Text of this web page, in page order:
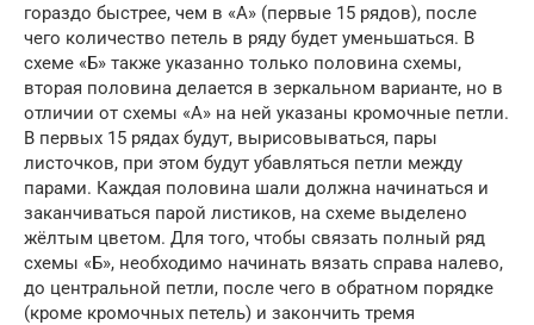
гораздо быстрее, чем в «А» (первые 15 рядов), после
чего количество петель в ряду будет уменьшаться. В
схеме «Б» также указанно только половина схемы,
вторая половина делается в зеркальном варианте, но в
отличии от схемы «А» на ней указаны кромочные петли.
В первых 15 рядах будут, вырисовываться, пары
листочков, при этом будут убавляться петли между
парами. Каждая половина шали должна начинаться и
заканчиваться парой листиков, на схеме выделено
жёлтым цветом. Для того, чтобы связать полный ряд
схемы «Б», необходимо начинать вязать справа налево,
до центральной петли, после чего в обратном порядке
(кроме кромочных петель) и закончить тремя